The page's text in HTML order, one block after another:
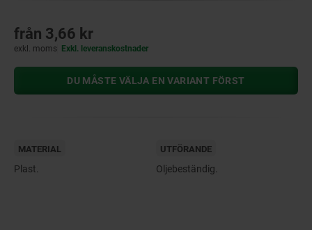
från 3,66 kr
exkl. moms Exkl. leveranskostnader
DU MÅSTE VÄLJA EN VARIANT FÖRST
MATERIAL
Plast.
UTFÖRANDE
Oljebeständig.